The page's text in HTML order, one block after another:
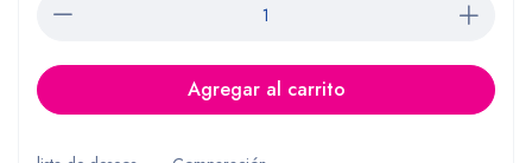
Agregar al carrito